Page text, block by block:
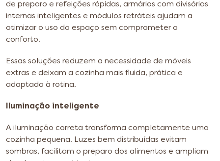
de preparo e refeições rápidas, armários com divisórias
internas inteligentes e módulos retráteis ajudam a
otimizar o uso do espaço sem comprometer o
conforto.
Essas soluções reduzem a necessidade de móveis
extras e deixam a cozinha mais fluida, prática e
adaptada à rotina.
Iluminação inteligente
A iluminação correta transforma completamente uma
cozinha pequena. Luzes bem distribuídas evitam
sombras, facilitam o preparo dos alimentos e ampliam